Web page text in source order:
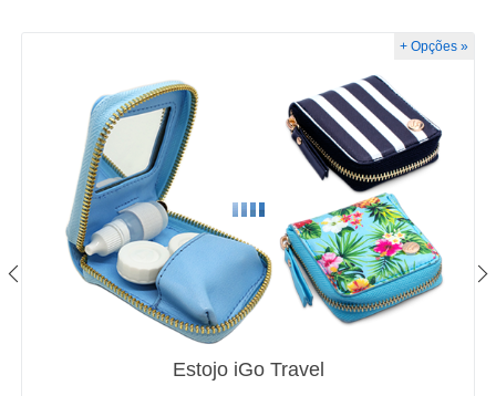
Estojo iGo Travel
+ Opções »